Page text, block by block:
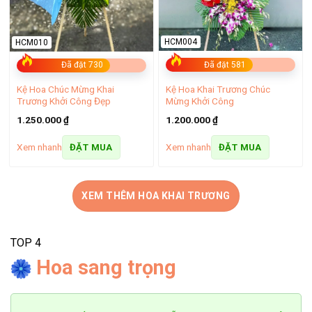
Hoa Việt 247 địa điểm đặt hoa online uy tín, chất lượng
Dù là sinh nhật, khai trương, sự kiện hay những dịp đặc biệt,
Đã đặt 730
HCM010
Kệ Hoa Chúc Mừng Khai
Trương Khởi Công Đẹp
1.250.000₫
Xem nhanh ĐẶT MUA
Đã đặt 581
HCM004
Kệ Hoa Khai Trương Chúc
Mừng Khởi Công
1.200.000₫
Xem nhanh ĐẶT MUA
XEM THÊM HOA KHAI TRƯƠNG
TOP 4
Hoa sang trọng